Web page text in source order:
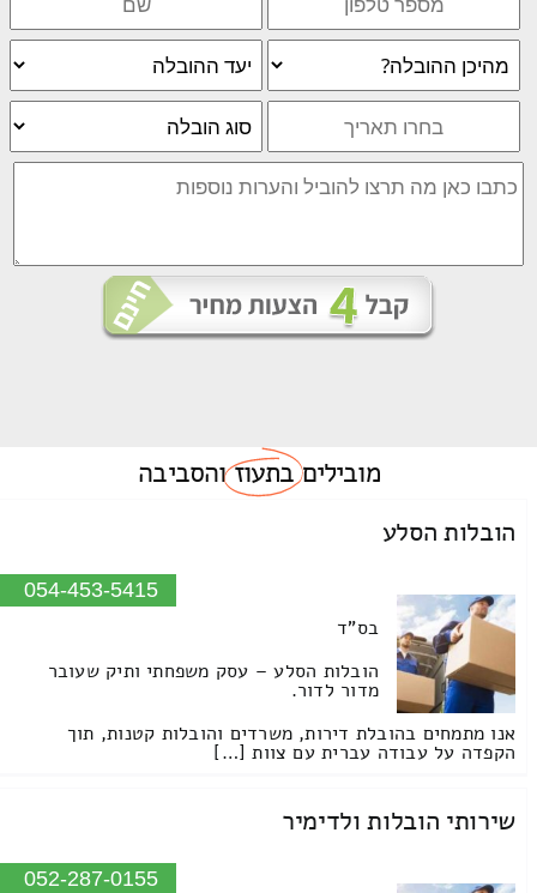
מוביליםבתעוזוהסביבה
הובלות הסלע
054-453-5415
בס"ד
הובלות הסלע – עסק משפחתי ותיק שעובר
מדור לדור.
אנו מתמחים בהובלת דירות, משרדים והובלות קטנות, תוך
הקפדה על עבודה עברית עם צוות […]
שירותי הובלות ולדימיר
052-287-0155